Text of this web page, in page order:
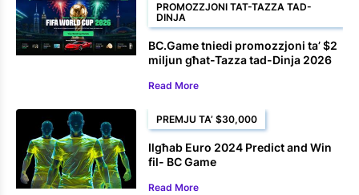
PROMOZZJONI TAT-TAZZA TAD-
DINJA
BC.Game tniedi promozzjoni ta’ $2
miljun għat-Tazza tad-Dinja 2026
Read More
PREMJU TA’ $30,000
Ilgħab Euro 2024 Predict and Win
fil- BC Game
Read More